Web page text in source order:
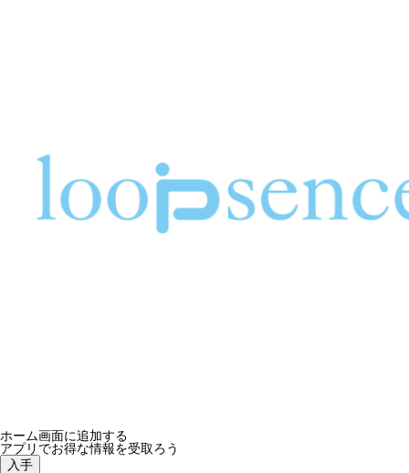
ホーム画面に追加する
アプリでお得な情報を受取ろう
入手